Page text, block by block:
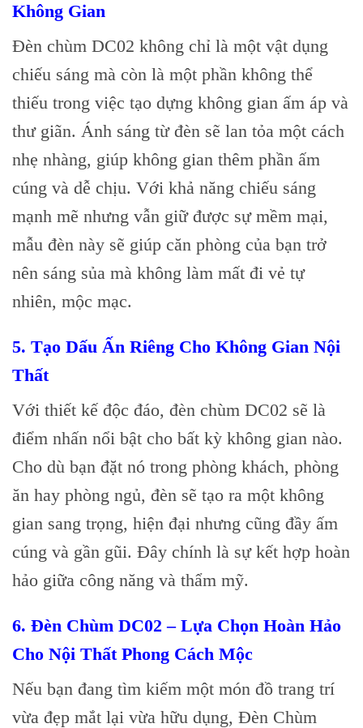
Không Gian
Đèn chùm DC02 không chỉ là một vật dụng
chiếu sáng mà còn là một phần không thể
thiếu trong việc tạo dựng không gian ấm áp và
thư giãn. Ánh sáng từ đèn sẽ lan tỏa một cách
nhẹ nhàng, giúp không gian thêm phần ấm
cúng và dễ chịu. Với khả năng chiếu sáng
mạnh mẽ nhưng vẫn giữ được sự mềm mại,
mẫu đèn này sẽ giúp căn phòng của bạn trở
nên sáng sủa mà không làm mất đi vẻ tự
nhiên, mộc mạc.
5. Tạo Dấu Ấn Riêng Cho Không Gian Nội
Thất
Với thiết kế độc đáo, đèn chùm DC02 sẽ là
điểm nhấn nổi bật cho bất kỳ không gian nào.
Cho dù bạn đặt nó trong phòng khách, phòng
ăn hay phòng ngủ, đèn sẽ tạo ra một không
gian sang trọng, hiện đại nhưng cũng đầy ấm
cúng và gần gũi. Đây chính là sự kết hợp hoàn
hảo giữa công năng và thẩm mỹ.
6. Đèn Chùm DC02 – Lựa Chọn Hoàn Hảo
Cho Nội Thất Phong Cách Mộc
Nếu bạn đang tìm kiếm một món đồ trang trí
vừa đẹp mắt lại vừa hữu dụng, Đèn Chùm